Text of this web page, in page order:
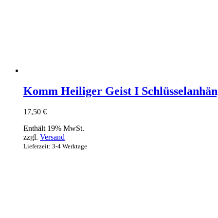
Komm Heiliger Geist I
17,50 €
Enthält 19% MwSt.
zzgl. Versand
Lieferzeit: 3-4 Werktage